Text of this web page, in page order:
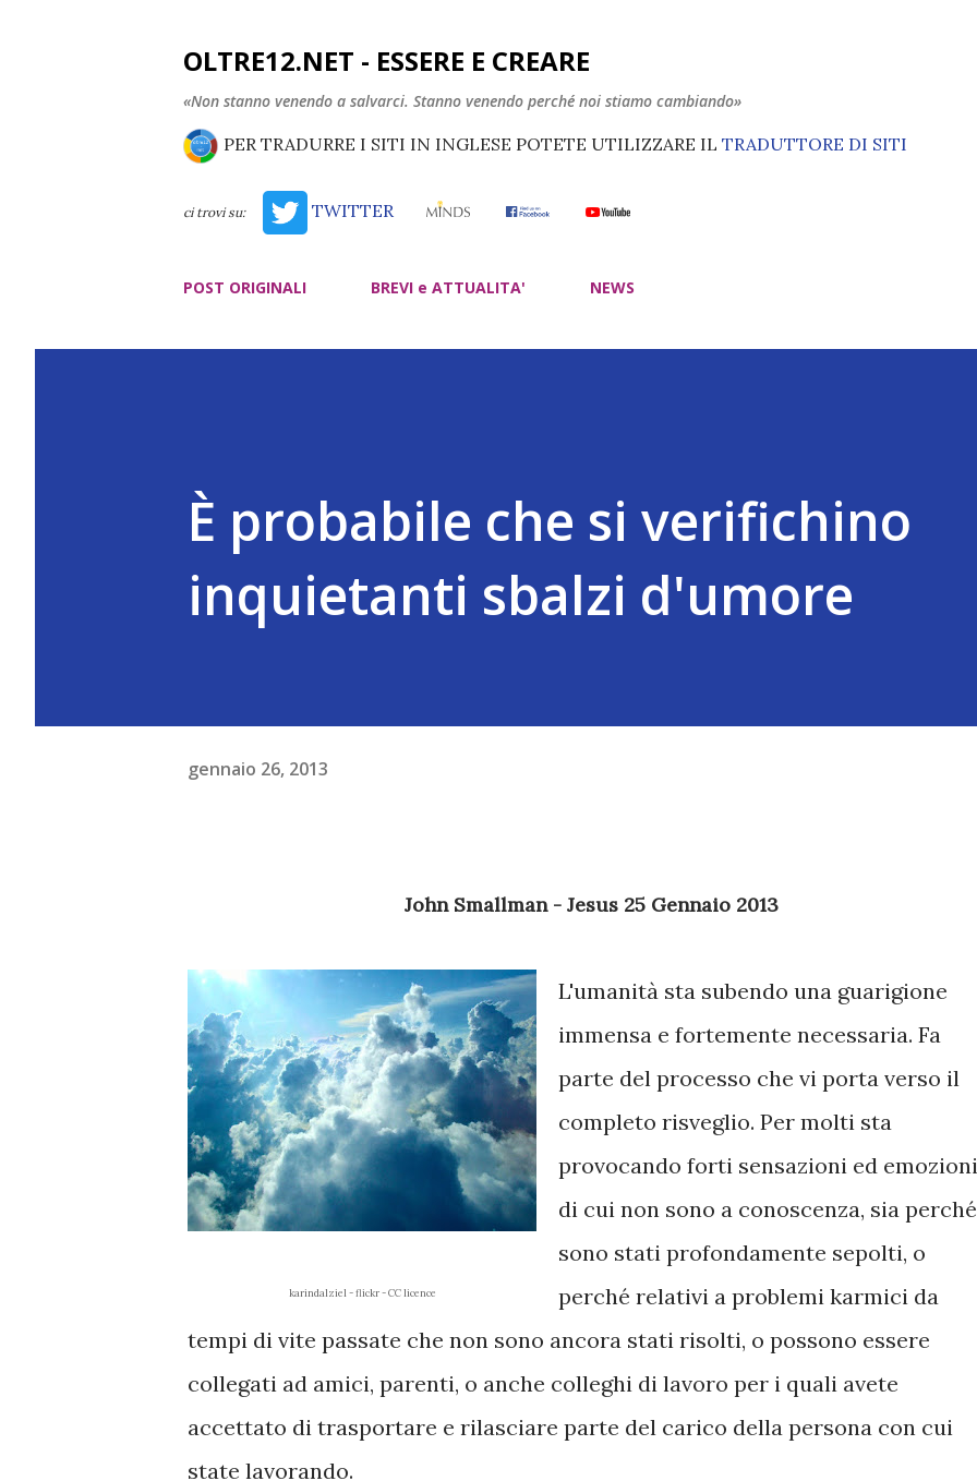
OLTRE12.NET - ESSERE E CREARE
«Non stanno venendo a salvarci. Stanno venendo perché noi stiamo cambiando»
PER TRADURRE I SITI IN INGLESE POTETE UTILIZZARE IL TRADUTTORE DI SITI
ci trovi su: TWITTER
POST ORIGINALI BREVI e ATTUALITA' NEWS
È probabile che si verifichino
inquietanti sbalzi d'umore
gennaio 26, 2013
John Smallman - Jesus 25 Gennaio 2013
karindalziel - flickr - CC licence
L'umanità sta subendo una guarigione
immensa e fortemente necessaria. Fa
parte del processo che vi porta verso il
completo risveglio. Per molti sta
provocando forti sensazioni ed emozioni
di cui non sono a conoscenza, sia perché
sono stati profondamente sepolti, o
perché relativi a problemi karmici da
tempi di vite passate che non sono ancora stati risolti, o possono essere
collegati ad amici, parenti, o anche colleghi di lavoro per i quali avete
accettato di trasportare e rilasciare parte del carico della persona con cui
state lavorando.